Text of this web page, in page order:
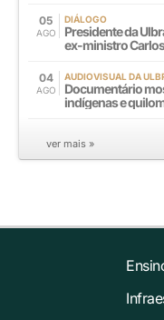
05
AGO
DIÁLOGO
Presidente da
ex-ministro
04
AGO
AUDIOVISUAL DA
Documentário
indígenas e
ver mais »